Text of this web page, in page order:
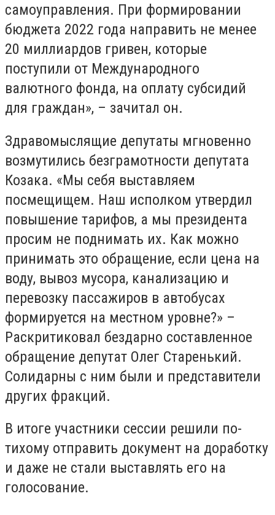
самоуправления. При формировании
бюджета 2022 года направить не менее
20 миллиардов гривен, которые
поступили от Международного
валютного фонда, на оплату субсидий
для граждан», – зачитал он.
Здравомыслящие депутаты мгновенно
возмутились безграмотности депутата
Козака. «Мы себя выставляем
посмещищем. Наш исполком утвердил
повышение тарифов, а мы президента
просим не поднимать их. Как можно
принимать это обращение, если цена на
воду, вывоз мусора, канализацию и
перевозку пассажиров в автобусах
формируется на местном уровне?» –
Раскритиковал бездарно составленное
обращение депутат Олег Старенький.
Солидарны с ним были и представители
других фракций.
В итоге участники сессии решили по-
тихому отправить документ на доработку
и даже не стали выставлять его на
голосование.